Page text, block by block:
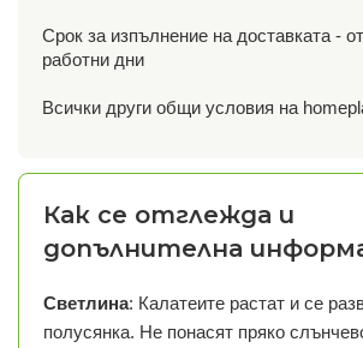
Срок за изпълнение на доставката -
работни дни
Всички други общи условия на
Как се отглежда и
допълнителна
Светлина: Калатеите растат и се
полусянка. Не понасят пряко